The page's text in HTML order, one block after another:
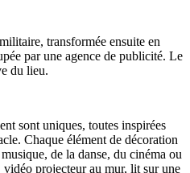
transformée ensuite en
par une agence de publicité. Le
du lieu.
sont uniques, toutes inspirées
Chaque élément de décoration
de la danse, du cinéma ou
projecteur au mur, lit sur une